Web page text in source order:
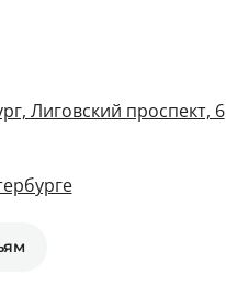
Лиговский проспект, 6